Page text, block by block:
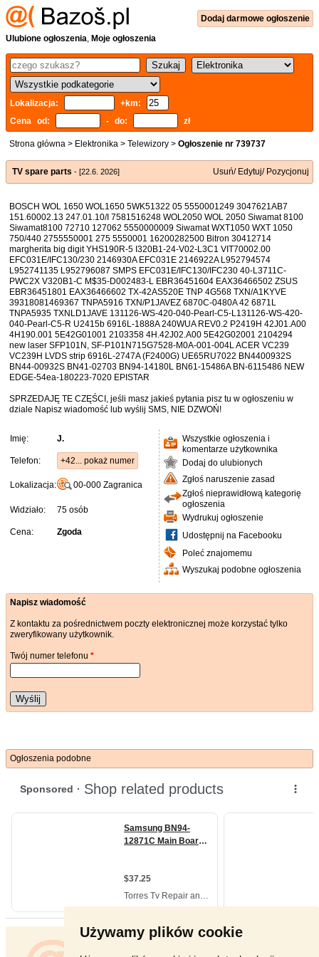
Używamy plików cookie
Dodaj darmowe ogłoszenie
Ulubione ogłoszenia, Moje ogłoszenia
Lokalizacja:
+km:
Cena od:
- do: zł
Strona główna > Elektronika > Telewizory > Ogłoszenie nr 739737
TV spare parts - [22.6. 2026] Usuń/ Edytuj/ Pozycjonuj
BOSCH WOL 1650 WOL1650 5WK51322 05 5550001249 3047621AB7
151.60002.13 247.01.10/I 7581516248 WOL2050 WOL 2050 Siwamat 8100
Siwamat8100 72710 127062 5550000009 Siwamat WXT1050 WXT 1050
750/440 2755550001 275 5550001 16200282500 Bitron 30412714
margherita big digit YHS190R-5 I320B1-24-V02-L3C1 VIT70002.00
EFC031E/IFC130/230 2146930A EFC031E 2146922A L952794574
L952741135 L952796087 SMPS EFC031E/IFC130/IFC230 40-L3711C-
PWC2X V320B1-C M$35-D002483-L EBR36451604 EAX36466502 ZSUS
EBR36451801 EAX36466602 TX-42AS520E TNP 4G568 TXN/A1KYVE
39318081469367 TNPA5916 TXN/P1JAVEZ 6870C-0480A 42 6871L
TNPA5935 TXNLD1JAVE 131126-WS-420-040-Pearl-C5-L131126-WS-420-
040-Pearl-C5-R U2415b 6916L-1888A 240WUA REV0.2 P2419H 42J01.A00
4H190.001 5E42G01001 2103358 4H.42J02.A00 5E42G02001 2104294
new laser SFP101N, SF-P101N715G7528-M0A-001-004L ACER VC239
VC239H LVDS strip 6916L-2747A (F2400G) UE65RU7022 BN4400932S
BN44-00932S BN41-02703 BN94-14180L BN61-15486A BN-6115486 NEW
EDGE-54ea-180223-7020 EPISTAR
SPRZEDAJĘ TE CZĘŚCI, jeśli masz jakieś pytania pisz tu w ogłoszeniu w
dziale Napisz wiadomość lub wyślij SMS, NIE DZWOŃ!
Imię: J.
Telefon: +42... pokaż numer
Lokalizacja: 00-000 Zagranica
Widziało: 75 osób
Cena: Zgoda
Wszystkie ogłoszenia i
komentarze użytkownika
Dodaj do ulubionych
Zgłoś naruszenie zasad
Zgłoś nieprawidłową kategorię
ogłoszenia
Wydrukuj ogłoszenie
Udostępnij na Facebooku
Poleć znajomemu
Wyszukaj podobne ogłoszenia
Napisz wiadomość
Z kontaktu za pośrednictwem poczty elektronicznej może korzystać tylko
zweryfikowany użytkownik.
Twój numer telefonu *
Wyślij
Ogłoszenia podobne
spare parts TV- [22.6. 2026]
3 ST3151A05-8 TP.MS3463S. ...